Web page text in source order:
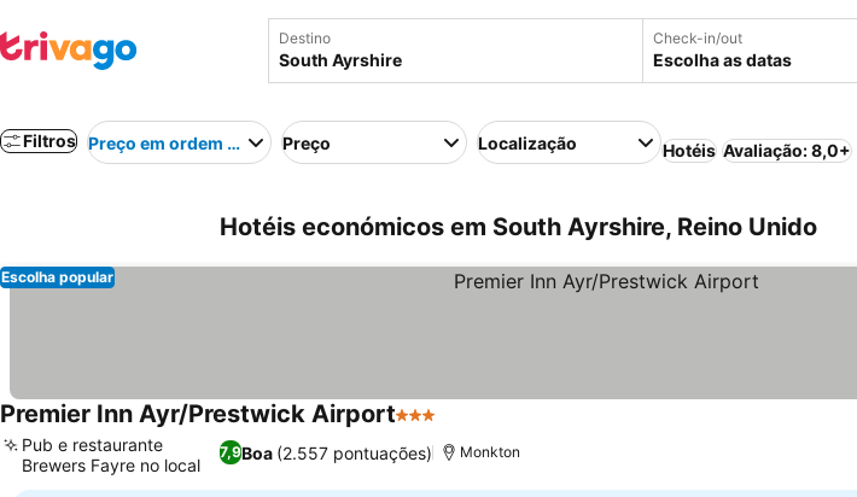
Destino Check-in/out
Escolha as datas
Filtros Preço em ordem crescentePreço Localização Hotéis Avaliação: 8,0+
Hotéis económicos em South Ayrshire, Reino Unido
Escolha popular
Premier Inn Ayr/Prestwick Airport3 Estrelas
7,9Boa (2.557 pontuações)
Pub e restaurante
Brewers Fayre no local
Monkton